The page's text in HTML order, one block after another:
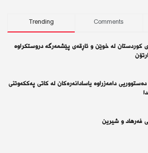
Trending Comments
كوردستان لە خوێن و ئاڕقەی پێشمەرگە دروستكراوە
دامەزراوە یاسادانەرەكان لە كاتی پەككەوتنی
فەرهاد و شیرین